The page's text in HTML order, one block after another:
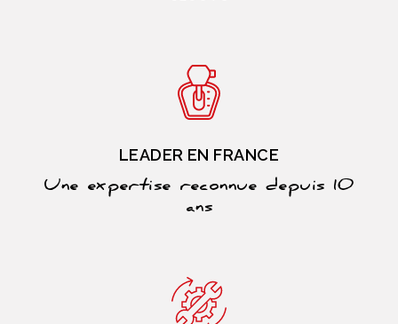
LEADER EN FRANCE
Une expertise reconnue depuis 10
ans